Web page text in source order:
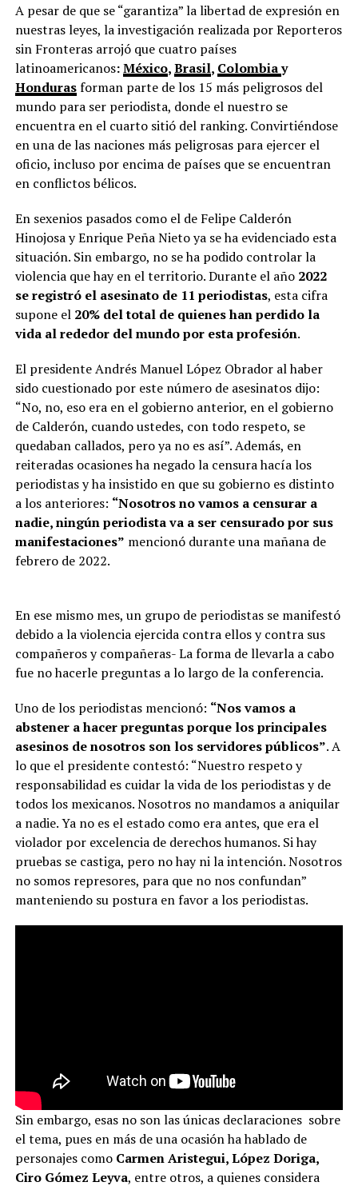
A pesar de que se “garantiza” la libertad de expresión en
nuestras leyes, la investigación realizada por Reporteros
sin Fronteras arrojó que cuatro países
latinoamericanos:México,Brasil, Colombiay
Hondurasforman parte de los 15 más peligrosos del
mundo para ser periodista, donde el nuestro se
encuentra en el cuarto sitió del ranking. Convirtiéndose
en una de las naciones más peligrosas para ejercer el
oficio, incluso por encima de países que se encuentran
en conflictos bélicos.
En sexenios pasados como el de Felipe Calderón
Hinojosa y Enrique Peña Nieto ya se ha evidenciado esta
situación. Sin embargo, no se ha podido controlar la
violencia que hay en el territorio. Durante el año 2022
se registró el asesinato de 11 periodistas, esta cifra
supone el 20% del total de quienes han perdido la
vida al rededor del mundo por esta profesión.
El presidente Andrés Manuel López Obrador al haber
sido cuestionado por este número de asesinatos dijo:
“No, no, eso era en el gobierno anterior, en el gobierno
de Calderón, cuando ustedes, con todo respeto, se
quedaban callados, pero ya no es así”. Además, en
reiteradas ocasiones ha negado la censura hacía los
periodistas y ha insistido en que su gobierno es distinto
a los anteriores: “Nosotros no vamos a censurar a
nadie, ningún periodista va a ser censurado por sus
manifestaciones” mencionó durante una mañana de
febrero de 2022.
En ese mismo mes, un grupo de periodistas se manifestó
debido a la violencia ejercida contra ellos y contra sus
compañeros y compañeras- La forma de llevarla a cabo
fue no hacerle preguntas a lo largo de la conferencia.
Uno de los periodistas mencionó: “Nos vamos a
abstener a hacer preguntas porque los principales
asesinos de nosotros son los servidores públicos”. A
lo que el presidente contestó: “Nuestro respeto y
responsabilidad es cuidar la vida de los periodistas y de
todos los mexicanos. Nosotros no mandamos a aniquilar
a nadie. Ya no es el estado como era antes, que era el
violador por excelencia de derechos humanos. Si hay
pruebas se castiga, pero no hay ni la intención. Nosotros
no somos represores, para que no nos confundan”
manteniendo su postura en favor a los periodistas.
Sin embargo, esas no son las únicas declaraciones sobre
el tema, pues en más de una ocasión ha hablado de
personajes como Carmen Aristegui, López Doriga,
Ciro Gómez Leyva, entre otros, a quienes considera